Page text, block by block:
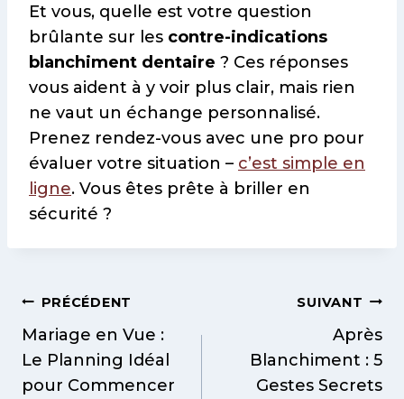
Et vous, quelle est votre question
brûlante sur les contre-indications
blanchiment dentaire ? Ces réponses
vous aident à y voir plus clair, mais rien
ne vaut un échange personnalisé.
Prenez rendez-vous avec une pro pour
évaluer votre situation – c’est simple en
ligne. Vous êtes prête à briller en
sécurité ?
Navigation
de
l’article
PRÉCÉDENT
Mariage en Vue :
Le Planning Idéal
pour Commencer
SUIVANT
Après
Blanchiment : 5
Gestes Secrets